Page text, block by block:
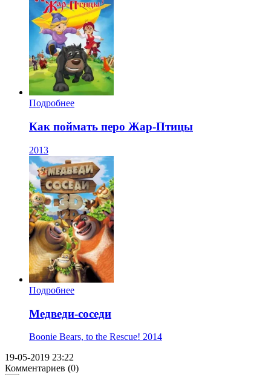
Подробнее
Как поймать перо Жар-Птицы
2013
Подробнее
Медведи-соседи
Boonie Bears, to the Rescue! 2014
19-05-2019 23:22
Комментариев (0)